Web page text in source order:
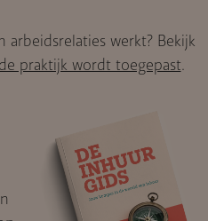
werkt? Bekijk
praktijk wordt toegepast.